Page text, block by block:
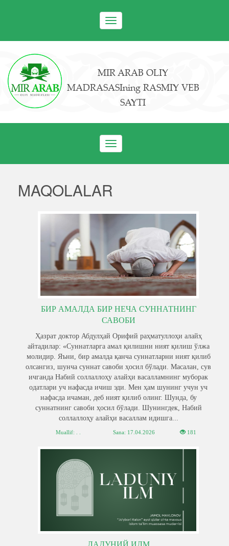
Toggle
navigation
MIR ARAB OLIY
MADRASASIning RASMIY VEB
SAYTI
Toggle
navigation
MAQOLALAR
БИР АМАЛДА БИР НЕЧА СУННАТНИНГ
САВОБИ
Ҳазрат доктор Абдулҳай Орифий раҳматуллоҳи алайҳ
айтадилар: «Суннатларга амал қилишни ният қилиш ўлжа
молидир. Яъни, бир амалда қанча суннатларни ният қилиб
олсангиз, шунча суннат савоби ҳосил бўлади. Масалан, сув
ичганда Набий соллаллоҳу алайҳи васалламнинг муборак
одатлари уч нафасда ичиш эди. Мен ҳам шунинг учун уч
нафасда ичаман, деб ният қилиб олинг. Шунда, бу
суннатнинг савоби ҳосил бўлади. Шунингдек, Набий
соллаллоҳу алайҳи васаллам идишга...
Muallif: . . Sana: 17.04.2026 181
ЛАДУНИЙ ИЛМ